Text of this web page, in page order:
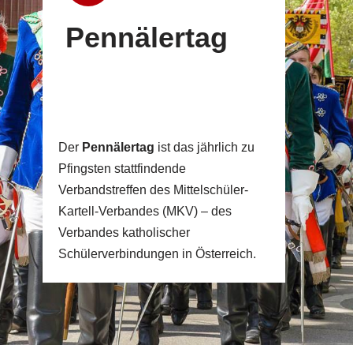
Pennälertag
Der Pennälertag ist das jährlich zu
Pfingsten stattfindende
Verbandstreffen des Mittelschüler-
Kartell-Verbandes (MKV) – des
Verbandes katholischer
Schülerverbindungen in Österreich.